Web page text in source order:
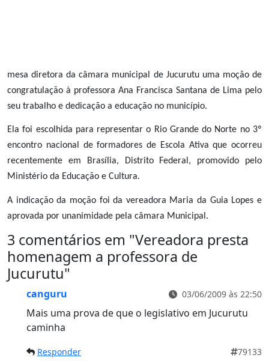
mesa diretora da câmara municipal de Jucurutu uma moção de
congratulação à professora Ana Francisca Santana de Lima pelo
seu trabalho e dedicação a educação no município.
Ela foi escolhida para representar o Rio Grande do Norte no 3º
encontro nacional de formadores de Escola Ativa que ocorreu
recentemente em Brasília, Distrito Federal, promovido pelo
Ministério da Educação e Cultura.
A indicação da moção foi da vereadora Maria da Guia Lopes e
aprovada por unanimidade pela câmara Municipal.
3 comentários em "Vereadora presta
homenagem a professora de
Jucurutu"
canguru 03/06/2009 às 22:50
Mais uma prova de que o legislativo em Jucurutu
caminha
Responder 79133